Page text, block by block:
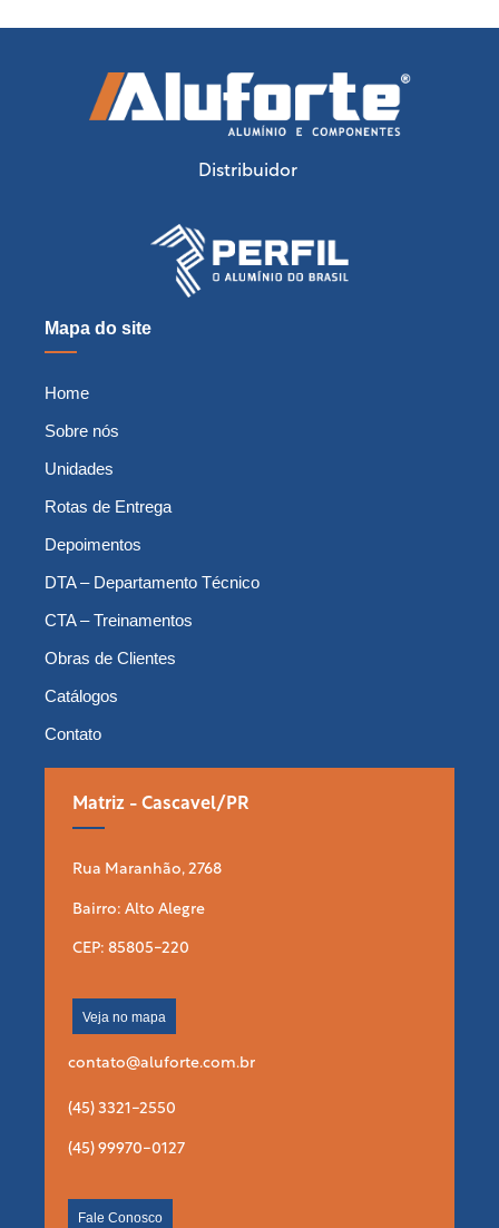
Distribuidor
Mapa do site
Home
Sobre nós
Unidades
Rotas de Entrega
Depoimentos
DTA – Departamento Técnico
CTA – Treinamentos
Obras de Clientes
Catálogos
Contato
Matriz - Cascavel/PR
Rua Maranhão, 2768
Bairro: Alto Alegre
CEP: 85805-220
Veja no mapa
contato@aluforte.com.br
(45) 3321-2550
(45) 99970-0127
Fale Conosco